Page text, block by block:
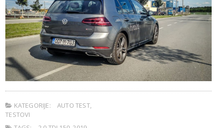
KATEGORIJE: AUTO TEST,
TESTOVI